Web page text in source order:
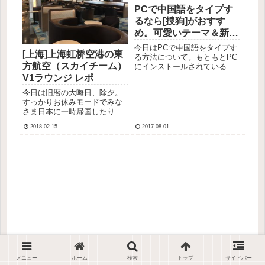
[上海]上海虹桥空港の東
方航空（スカイチーム）
V1ラウンジ レポ
今日は旧暦の大晦日、除夕。
すっかりお休みモードでみな
さま日本に一時帰国したり旅
うか。私も旅行に行ってきま
2018.02.15
PCで中国語をタイプす
るなら[捜狗]がおすす
め。可愛いテーマ＆新単
語随時アップデート！
今日はPCで中国語をタイプす
る方法について。もともとPC
にインストールされている中
す。とっても便利＆使うのが
2017.08.01
メニュー ホーム 検索 トップ サイドバー